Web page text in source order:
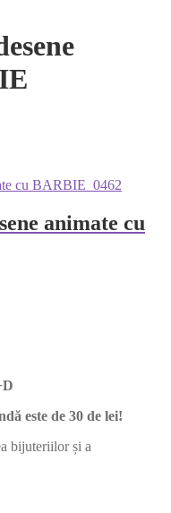
animate cu
este de 30 de lei!
bijuteriilor și a